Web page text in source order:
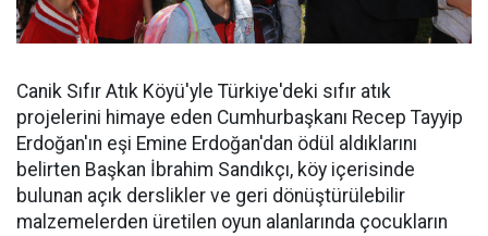
Canik Sıfır Atık Köyü'yle Türkiye'deki sıfır atık
projelerini himaye eden Cumhurbaşkanı Recep Tayyip
Erdoğan'ın eşi Emine Erdoğan'dan ödül aldıklarını
belirten Başkan İbrahim Sandıkçı, köy içerisinde
bulunan açık derslikler ve geri dönüştürülebilir
malzemelerden üretilen oyun alanlarında çocukların